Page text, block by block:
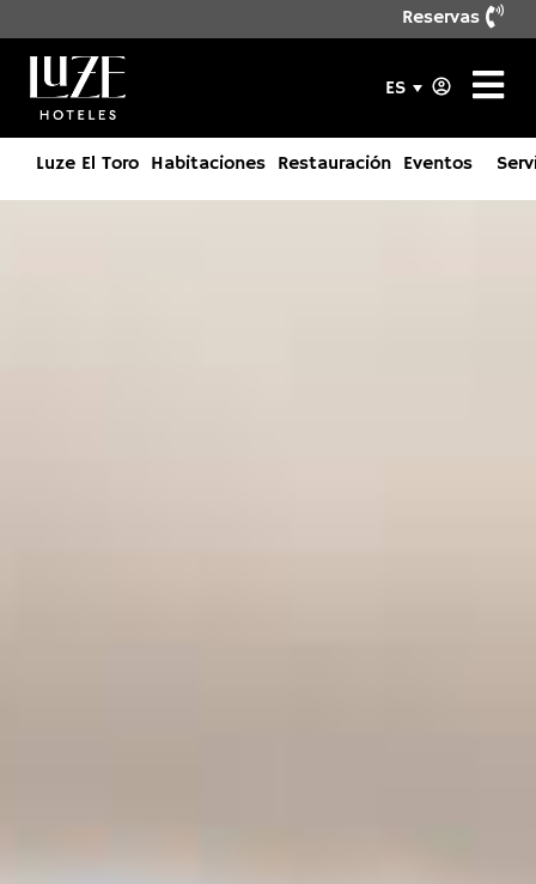
Reservas
ES
Luze El Toro Habitaciones Restauración Eventos